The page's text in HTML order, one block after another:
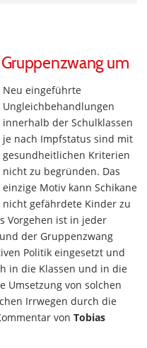
um
Neu eingeführte
Ungleichbehandlungen
innerhalb der Schulklassen
je nach Impfstatus sind mit
gesundheitlichen Kriterien
nicht zu begründen. Das
einzige Motiv kann Schikane
gefährdete Kinder zu
Vorgehen ist in jeder
der Gruppenzwang
Politik eingesetzt und
in die Klassen und in die
Umsetzung von solchen
Irrwegen durch die
von Tobias